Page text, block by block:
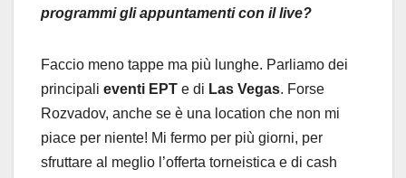
programmi gli appuntamenti con il live?
Faccio meno tappe ma più lunghe. Parliamo dei
principali eventi EPT e di Las Vegas. Forse
Rozvadov, anche se è una location che non mi
piace per niente! Mi fermo per più giorni, per
sfruttare al meglio l’offerta torneistica e di cash